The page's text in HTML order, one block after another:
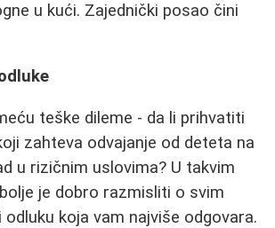
u kući. Zajednički posao čini
teške dileme - da li prihvatiti
zahteva odvajanje od deteta na
u rizičnim uslovima? U takvim
je dobro razmisliti o svim
koja vam najviše odgovara.